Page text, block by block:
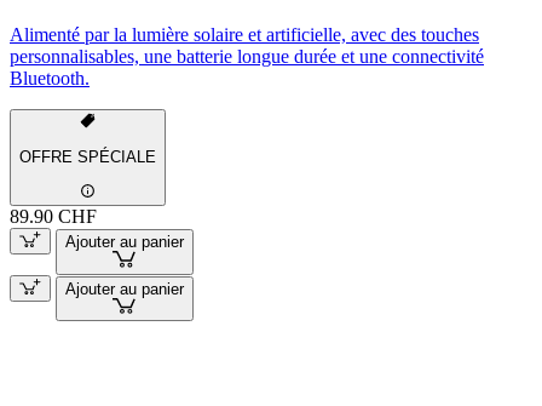
Alimenté par la lumière solaire et artificielle, avec des touches
personnalisables, une batterie longue durée et une connectivité
Bluetooth.
OFFRE SPÉCIALE
89.90 CHF
Ajouter au panier
Ajouter au panier